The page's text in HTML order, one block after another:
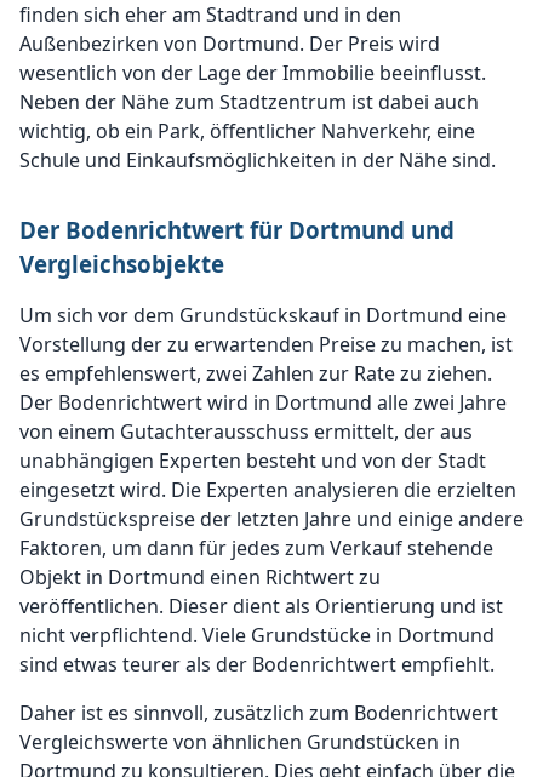
finden sich eher am Stadtrand und in den
Außenbezirken von Dortmund. Der Preis wird
wesentlich von der Lage der Immobilie beeinflusst.
Neben der Nähe zum Stadtzentrum ist dabei auch
wichtig, ob ein Park, öffentlicher Nahverkehr, eine
Schule und Einkaufsmöglichkeiten in der Nähe sind.
Der Bodenrichtwert für Dortmund und
Vergleichsobjekte
Um sich vor dem Grundstückskauf in Dortmund eine
Vorstellung der zu erwartenden Preise zu machen, ist
es empfehlenswert, zwei Zahlen zur Rate zu ziehen.
Der Bodenrichtwert wird in Dortmund alle zwei Jahre
von einem Gutachterausschuss ermittelt, der aus
unabhängigen Experten besteht und von der Stadt
eingesetzt wird. Die Experten analysieren die erzielten
Grundstückspreise der letzten Jahre und einige andere
Faktoren, um dann für jedes zum Verkauf stehende
Objekt in Dortmund einen Richtwert zu
veröffentlichen. Dieser dient als Orientierung und ist
nicht verpflichtend. Viele Grundstücke in Dortmund
sind etwas teurer als der Bodenrichtwert empfiehlt.
Daher ist es sinnvoll, zusätzlich zum Bodenrichtwert
Vergleichswerte von ähnlichen Grundstücken in
Dortmund zu konsultieren. Dies geht einfach über die